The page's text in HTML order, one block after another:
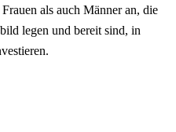
als auch Männer an, die
legen und bereit sind, in